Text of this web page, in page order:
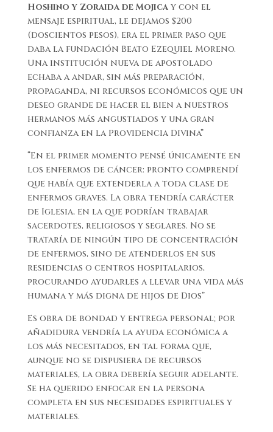
Hoshino y Zoraida de Mojica y con el
mensaje espiritual, le dejamos $200
(doscientos pesos), era el primer paso que
daba la fundación Beato Ezequiel Moreno.
Una institución nueva de apostolado
echaba a andar, sin más preparación,
propaganda, ni recursos económicos que un
deseo grande de hacer el bien a nuestros
hermanos más angustiados y una gran
confianza en la Providencia Divina”
“En el primer momento pensé únicamente en
los enfermos de cáncer: pronto comprendí
que había que extenderla a toda clase de
enfermos graves. La obra tendría carácter
de Iglesia, en la que podrían trabajar
sacerdotes, religiosos y seglares. No se
trataría de ningún tipo de concentración
de enfermos, sino de atenderlos en sus
residencias o centros hospitalarios,
procurando ayudarles a llevar una vida más
humana y más digna de hijos de Dios”
Es obra de bondad y entrega personal; por
añadidura vendría la ayuda económica a
los más necesitados, en tal forma que,
aunque no se dispusiera de recursos
materiales, la obra debería seguir adelante.
Se ha querido enfocar en la persona
completa en sus necesidades espirituales y
materiales.